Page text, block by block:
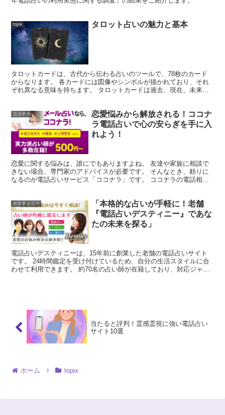
topix タロット占いの魅力と基本
タロットカードは、古代から伝わる占いのツールで、78枚のカード
からなります。 各カードには図像やシンボルが描かれており、それ
ぞれ異なる意味を持ちます。 タロットカードは過去、現在、未来の
ココナラ
恋愛悩みから解放される！ココナ
ラ電話占いで心の安らぎを手に入
れよう！
恋愛に関する悩みは、誰にでもありますよね。 友達や家族に相談で
きない場合、専門家のアドバイスが必要です。 そんなとき、頼りに
なるのが電話占いサービス「ココナラ」です。 ココナラの電話相談
の不安を抱える方々には特におすすめです。今なら会員登録で3,000
円分の無料クーポンをゲットできます！
デスティニー
「本格的な占いが手軽に！老舗
『電話占いデスティニー』であな
たの未来を探る」
電話占いデスティニーは、15年前に創業した老舗の電話占いサイト
です。 24時間鑑定を受け付けているため、自分の生活スタイルに合
わせて利用できます。 約70名の占い師が在籍しており、対応ジャン
当たると評判！霊感霊視に強い電話占い
サイト10選
ホーム topix